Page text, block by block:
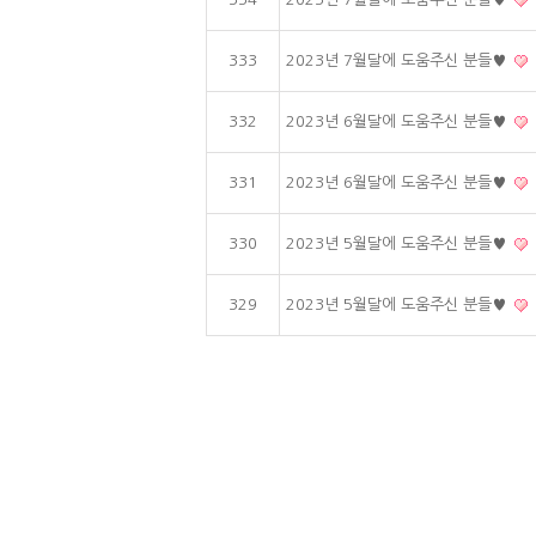
333 2023년 7월달에 도움주신 분들♥
332 2023년 6월달에 도움주신 분들♥
331 2023년 6월달에 도움주신 분들♥
330 2023년 5월달에 도움주신 분들♥
329 2023년 5월달에 도움주신 분들♥